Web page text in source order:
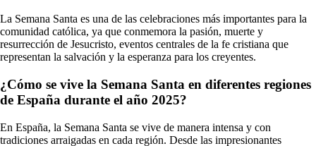
La Semana Santa es una de las celebraciones más importantes para la
comunidad católica, ya que conmemora la pasión, muerte y
resurrección de Jesucristo, eventos centrales de la fe cristiana que
representan la salvación y la esperanza para los creyentes.
¿Cómo se vive la Semana Santa en diferentes regiones
de España durante el año 2025?
En España, la Semana Santa se vive de manera intensa y con
tradiciones arraigadas en cada región. Desde las impresionantes